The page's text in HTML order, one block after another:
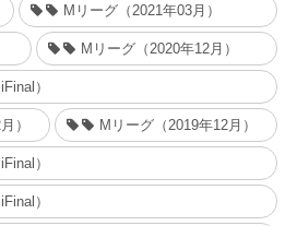
Mリーグ（2021年03月）
Mリーグ（2020年12月）
）
） Mリーグ（2019年12月）
）
）